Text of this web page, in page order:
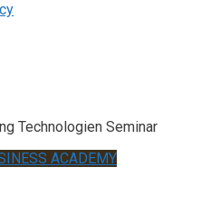
Technologien Seminar
ACADEMY